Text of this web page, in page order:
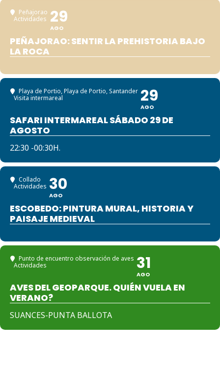
Peñajorao
Actividades 29
AGO
PEÑAJORAO: SENTIR LA PREHISTORIA BAJO
LA ROCA
Playa de Portio, Playa de Portio, Santander
Visita intermareal
29
AGO
SAFARI INTERMAREAL SÁBADO 29 DE
AGOSTO
22:30 -00:30H.
Collado
Actividades 30
AGO
ESCOBEDO: PINTURA MURAL, HISTORIA Y
PAISAJE MEDIEVAL
Punto de encuentro observación de aves
Actividades
31
AGO
AVES DEL GEOPARQUE. QUIÉN VUELA EN
VERANO?
SUANCES-PUNTA BALLOTA